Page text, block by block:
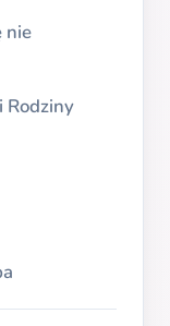
nie
Rodziny